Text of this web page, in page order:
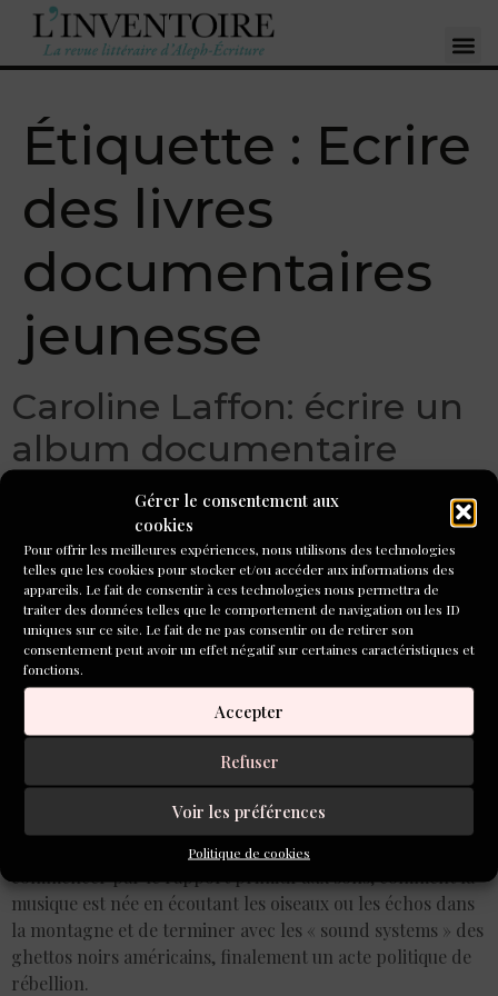
Gérer le consentement aux
cookies
Pour offrir les meilleures expériences, nous utilisons des technologies
telles que les cookies pour stocker et/ou accéder aux informations des
appareils. Le fait de consentir à ces technologies nous permettra de
traiter des données telles que le comportement de navigation ou les ID
uniques sur ce site. Le fait de ne pas consentir ou de retirer son
consentement peut avoir un effet négatif sur certaines caractéristiques et
fonctions.
Accepter
Refuser
Voir les préférences
Politique de cookies
Étiquette : Ecrire
des livres
documentaires
jeunesse
Caroline Laffon: écrire un
album documentaire
jeunesse
Avec les instruments de musique, j’ai trouvé très beau de
commencer par le rapport primitif aux sons, comment la
musique est née en écoutant les oiseaux ou les échos dans
la montagne et de terminer avec les « sound systems » des
ghettos noirs américains, finalement un acte politique de
rébellion.